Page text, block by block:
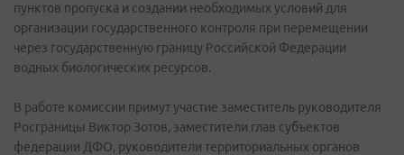
пунктов пропуска и создании необходимых условий для
организации государственного контроля при перемещении
через государственную границу Российской Федерации
водных биологических ресурсов.
В работе комиссии примут участие заместитель руководителя
Росграницы Виктор Зотов, заместители глав субъектов
федерации ДФО, руководители территориальных органов